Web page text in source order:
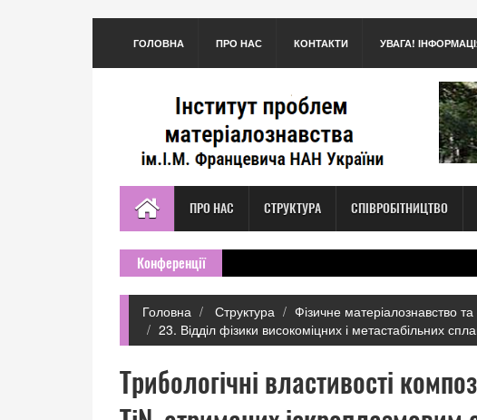
ГОЛОВНА ПРО НАС КОНТАКТИ УВАГА!
ПРО НАС СТРУКТУРА СПІВРОБІТНИЦТВО
Конференції
Головна Структура
Фізичне матеріалознавство та
23. Відділ фізики високоміцних і метастабільних
Трибологічні властивості